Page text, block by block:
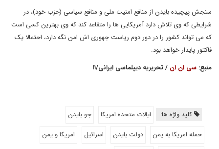
سنجش پیچیده بایدن از منافع امنیت ملی و منافع سیاسی (حزب خود)، در
شرایطی که وی تلاش دارد آمریکایی ها را متقاعد کند که وی بهترین کسی است
که می تواند کشور را در دور دوم ریاست جهوری اش امن نگه دارد، احتمالا یک
فاکتور پایدار خواهد بود.
منبع: سی ان ان / تحریریه دیپلماسی ایرانی/۱۱
کلید واژه ها: ایالات متحده امریکا
جو بایدن
حمله امریکا به یمن
دولت بایدن اسرائیل
امریکا و یمن